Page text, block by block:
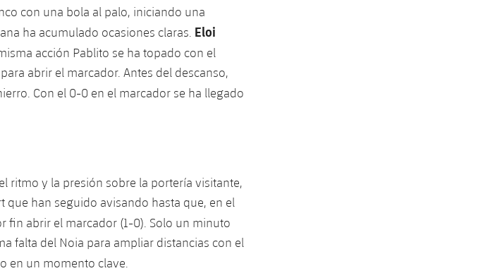
con una bola al palo, iniciando una
ha acumulado ocasiones claras. Eloi
acción Pablito se ha topado con el
abrir el marcador. Antes del descanso,
Con el 0-0 en el marcador se ha llegado
ritmo y la presión sobre la portería visitante,
que han seguido avisando hasta que, en el
fin abrir el marcador (1-0). Solo un minuto
falta del Noia para ampliar distancias con el
en un momento clave.